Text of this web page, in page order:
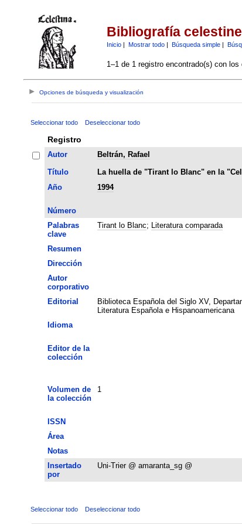
Bibliografía
Inicio| Mostrar todo| Búsqueda simple|
1–1 de 1 registro encontrado(s) con
Opciones de búsqueda y visualización
Seleccionar todo Deseleccionar todo
Registro
Autor
Beltrán, Rafael
Título
La huella de "Tirant lo Blanc" en la
Año
1994
Número
Palabras
clave
Tirant lo Blanc; Literatura comparada
Resumen
Dirección
Autor
corporativo
Editorial
Biblioteca Española del Siglo XV,
Literatura Española e Hispanoamericana
Idioma
Editor de la
colección
Volumen de
la colección
1
ISSN
Área
Notas
Insertado
por
Uni-Trier @ amaranta_sg @
Seleccionar todo Deseleccionar todo